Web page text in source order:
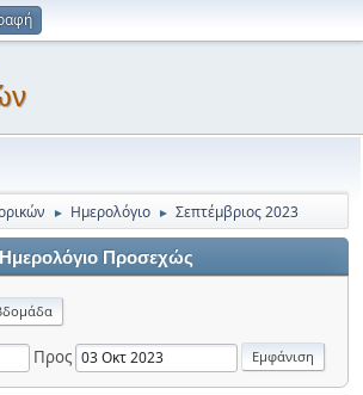
► Ημερολόγιο ► Σεπτέμβριος 2023
Ημερολόγιο Προσεχώς
Προς